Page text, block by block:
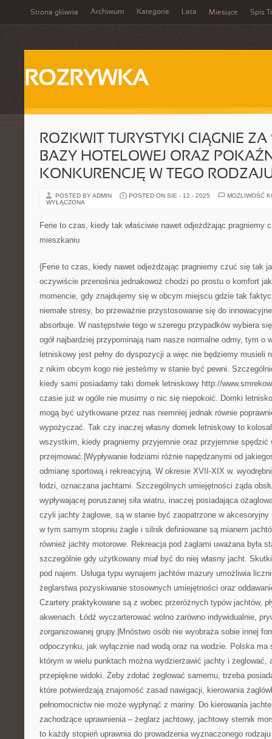
Strona główna Archiwum Kategorie Lata Miesiące Spis
ROZRYWKA
ROZKWIT TURYSTYKI CIĄGNIE
BAZY HOTELOWEJ ORAZ
KONKURENCJĘ W TEGO
POSTED BY ADMIN POSTED ON SIE - 12 - 2025
MOŻLIWOŚĆ
WYŁĄCZONA
Ferie to czas, kiedy tak właściwie nawet odjeżdżając pragniemy
mieszkaniu
{Ferie to czas, kiedy nawet odjeżdżając pragniemy czuć się tak
oczywiście przenośnia jednakowoż chodzi po prostu o komfort
momencie, gdy znajdujemy się w obcym miejscu gdzie tak
niemałe stresy, bo przeważnie przystosowanie się do
absorbuje. W następstwie tego w szeregu przypadków wybiera
ogół najbardziej przypominają nam nasze normalne odmy, tym o
letniskowy jest pełny do dyspozycji a więc nie będziemy musieli
z nikim obcym kogo nie jesteśmy w stanie być pewni.
kiedy sami posiadamy taki domek letniskowy http://
czasie już w ogóle nie musimy o nic się niepokoić. Domki
mogą być użytkowane przez nas niemniej jednak równie
wypożyczać. Tak czy inaczej własny domek letniskowy to
wszystkim, kiedy pragniemy przyjemnie oraz przyjemnie
przejmować.|Wypływanie łodziami różnie napędzanymi od
odmianę sportową i rekreacyjną. W okresie XVII-XIX w.
łodzi, oznaczana jachtami. Szczególnych umiejętności żąda
wypływającej poruszanej siła wiatru, inaczej posiadająca
czyli jachty żaglowe, są w stanie być zaopatrzone w
w tym samym stopniu żagle i silnik definiowane są mianem
również jachty motorowe. Rekreacja pod żaglami uważana była
szczególnie gdy użytkowany miał być do niej własny jacht.
pod najem. Usługa typu wynajem jachtów mazury umożliwia
żeglarstwa pozyskiwanie stosownych umiejętności oraz
Czartery praktykowane są z wobec przeróżnych typów jachtów,
akwenach. Łódź wyczarterować wolno zarówno indywidualnie,
zorganizowanej grupy.|Mnóstwo osób nie wyobraża sobie innej
odpoczynku, jak wyłącznie nad wodą oraz na wodzie. Polska
którym w wielu punktach można wydzierżawić jachty i żeglować,
przepiękne widoki. Żeby zdołać żeglować samemu, trzeba
które potwierdzają znajomość zasad nawigacji, kierowania
pełnomocnictw nie może wypłynąć z mariny. Do kierowania
zachodzące uprawnienia – żeglarz jachtowy, jachtowy sternik
to każdy stopień uprawnia do prowadzenia wyznaczonego